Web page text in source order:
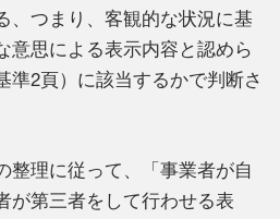
、つまり、客観的な状況に基
意思による表示内容と認めら
準2頁）に該当するかで判断さ
整理に従って、「事業者が自
が第三者をして行わせる表